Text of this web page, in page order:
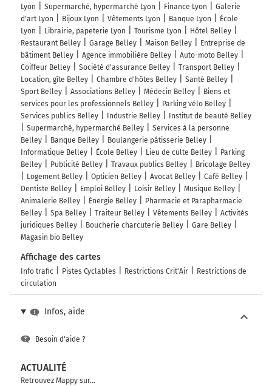
Lyon
Supermarché, hypermarché Lyon Finance Lyon
Galerie
d'art Lyon
Bijoux Lyon Vêtements Lyon Banque Lyon
École
Lyon
Librairie, papeterie Lyon Tourisme Lyon
Hôtel Belley
Restaurant Belley
Garage Belley Maison Belley
Entreprise de
bâtiment Belley
Agence immobilière Belley
Auto-moto Belley
Coiffeur Belley
Société d'assurance Belley
Transport Belley
Location, gîte Belley
Chambre d'hôtes Belley
Santé Belley
Sport Belley
Associations Belley Médecin Belley
Biens et
services pour les professionnels Belley
Parking vélo Belley
Services publics Belley
Industrie Belley
Institut de beauté Belley
Supermarché, hypermarché Belley
Services à la personne
Belley
Banque Belley
Boulangerie pâtisserie Belley
Informatique Belley
École Belley Lieu de culte Belley
Parking
Belley
Publicité Belley Travaux publics Belley
Bricolage Belley
Logement Belley
Opticien Belley Avocat Belley
Café Belley
Dentiste Belley
Emploi Belley Loisir Belley
Musique Belley
Animalerie Belley
Énergie Belley
Pharmacie et Parapharmacie
Belley
Spa Belley Traiteur Belley Vêtements Belley
Activités
juridiques Belley
Boucherie charcuterie Belley
Gare Belley
Magasin bio Belley
Affichage des cartes
Info trafic Pistes Cyclables Restrictions Crit'Air
Restrictions de
circulation
Infos, aide
Besoin d'aide ?
ACTUALITÉ
Retrouvez Mappy sur...